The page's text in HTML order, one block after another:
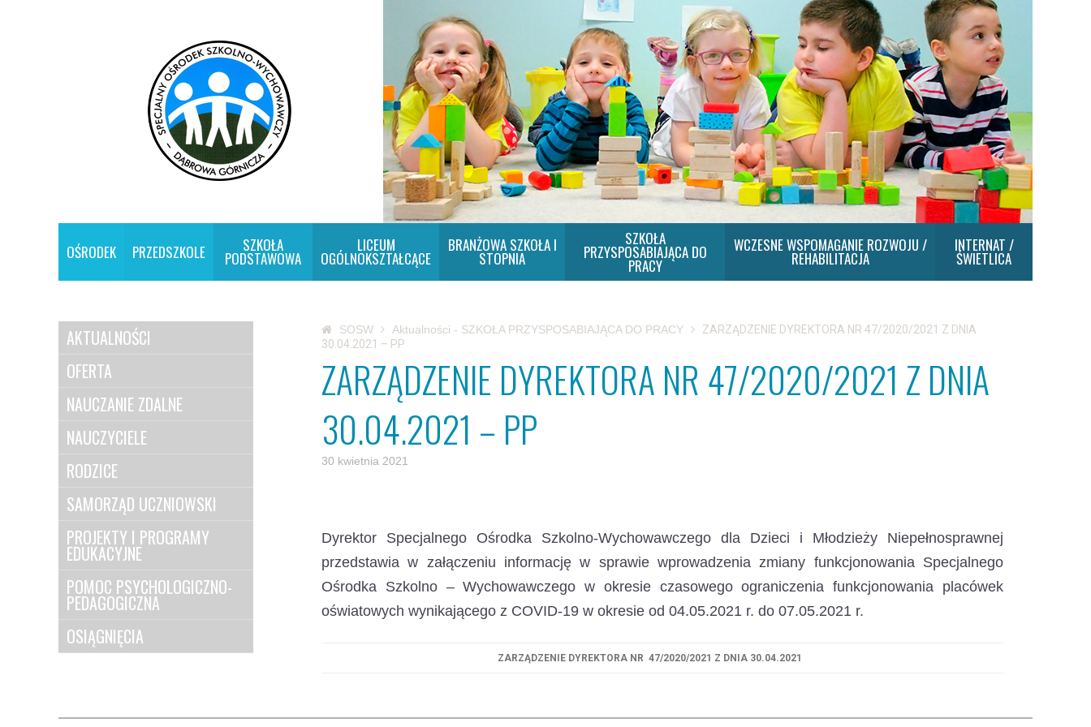
OŚRODEK PRZEDSZKOLE SZKOŁA
PODSTAWOWA
LICEUM
OGÓLNOKSZTAŁCĄCE
BRANŻOWA SZKOŁA I
STOPNIA
SZKOŁA
PRZYSPOSABIAJĄCA DO
PRACY
WCZESNE WSPOMAGANIE ROZWOJU /
REHABILITACJA
INTERNAT /
ŚWIETLICA
AKTUALNOŚCI
OFERTA
NAUCZANIE ZDALNE
NAUCZYCIELE
RODZICE
SAMORZĄD UCZNIOWSKI
PROJEKTY I PROGRAMY
EDUKACYJNE
POMOC PSYCHOLOGICZNO-
PEDAGOGICZNA
OSIĄGNIĘCIA
SOSW Aktualności - SZKOŁA PRZYSPOSABIAJĄCA DO PRACY
ZARZĄDZENIE DYREKTORA NR 47/2020/2021 Z DNIA
30.04.2021 – PP
ZARZĄDZENIE DYREKTORA NR 47/2020/2021 Z DNIA
30.04.2021 – PP
30 kwietnia 2021
Dyrektor Specjalnego Ośrodka Szkolno-Wychowawczego dla Dzieci i Młodzieży Niepełnosprawnej
przedstawia w załączeniu informację w sprawie wprowadzenia zmiany funkcjonowania Specjalnego
Ośrodka Szkolno – Wychowawczego w okresie czasowego ograniczenia funkcjonowania placówek
oświatowych wynikającego z COVID-19 w okresie od 04.05.2021 r. do 07.05.2021 r.
ZARZĄDZENIE DYREKTORA NR 47/2020/2021 Z DNIA 30.04.2021